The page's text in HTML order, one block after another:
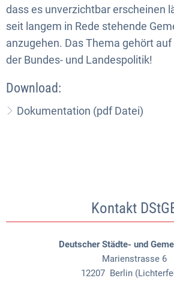
dass es unverzichtbar erscheinen
seit langem in Rede stehende
anzugehen. Das Thema gehört
der Bundes- und Landespolitik!
Download:
Dokumentation (pdf Datei)
Kontakt
Deutscher Städte- und
Marienstrasse 6
12207 Berlin